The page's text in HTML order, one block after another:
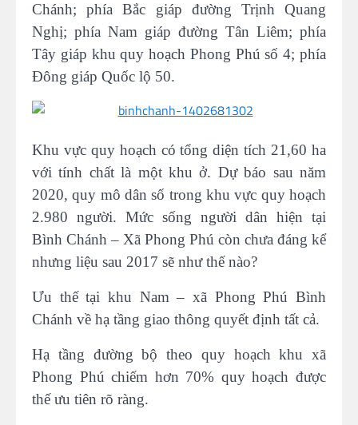
Chánh; phía Bắc giáp đường Trịnh Quang
Nghị; phía Nam giáp đường Tân Liêm; phía
Tây giáp khu quy hoạch Phong Phú số 4; phía
Đông giáp Quốc lộ 50.
Khu vực quy hoạch có tổng diện tích 21,60 ha
với tính chất là một khu ở. Dự báo sau năm
2020, quy mô dân số trong khu vực quy hoạch
2.980 người. Mức sống người dân hiện tại
Bình Chánh – Xã Phong Phú còn chưa đáng kể
nhưng liệu sau 2017 sẽ như thế nào?
Ưu thế tại khu Nam – xã Phong Phú Bình
Chánh về hạ tầng giao thông quyết định tất cả.
Hạ tầng đường bộ theo quy hoạch khu xã
Phong Phú chiếm hơn 70% quy hoạch được
thế ưu tiên rõ ràng.